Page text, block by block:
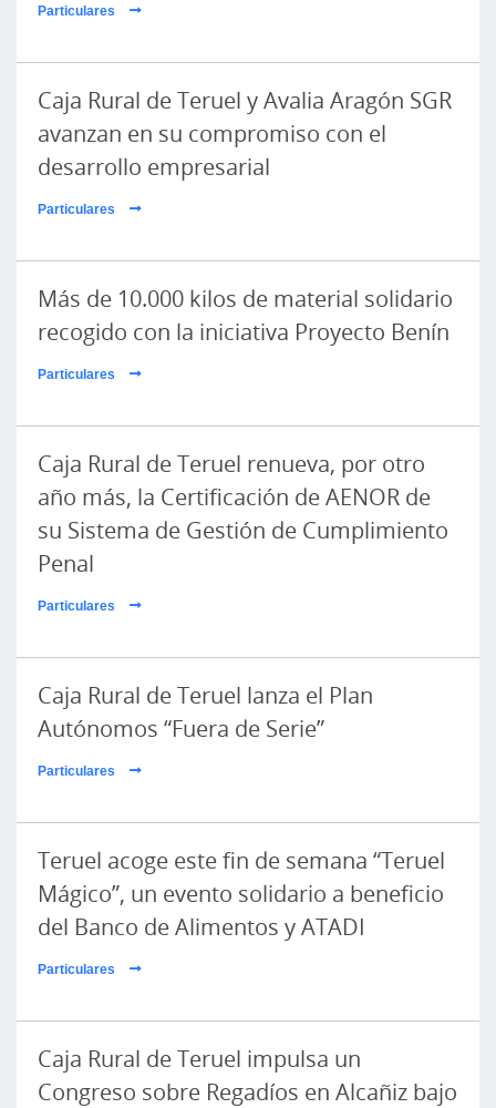
Particulares
Caja Rural de Teruel y Avalia Aragón SGR
avanzan en su compromiso con el
desarrollo empresarial
Particulares
Más de 10.000 kilos de material solidario
recogido con la iniciativa Proyecto Benín
Particulares
Caja Rural de Teruel renueva, por otro
año más, la Certificación de AENOR de
su Sistema de Gestión de Cumplimiento
Penal
Particulares
Caja Rural de Teruel lanza el Plan
Autónomos “Fuera de Serie”
Particulares
Teruel acoge este fin de semana “Teruel
Mágico”, un evento solidario a beneficio
del Banco de Alimentos y ATADI
Particulares
Caja Rural de Teruel impulsa un
Congreso sobre Regadíos en Alcañiz bajo